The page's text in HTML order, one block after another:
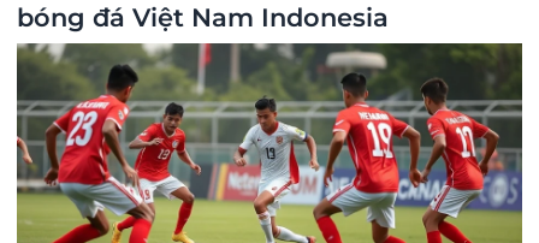
bóng đá Việt Nam Indonesia